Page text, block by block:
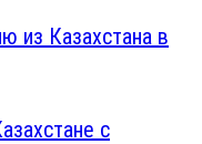
из Казахстана в
с